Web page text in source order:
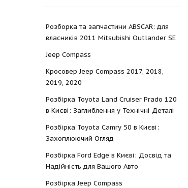
Розборка та запчастини ABSCAR: для
власників 2011 Mitsubishi Outlander SE
Jeep Compass
Кросовер Jeep Compass 2017, 2018,
2019, 2020
Розбірка Toyota Land Cruiser Prado 120
в Києві: Заглиблення у Технічні Деталі
Розбірка Toyota Camry 50 в Києві:
Захоплюючий Огляд
Розбірка Ford Edge в Києві: Досвід та
Надійність для Вашого Авто
Розбірка Jeep Compass